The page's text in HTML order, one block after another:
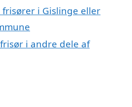
i Gislinge eller
i andre dele af